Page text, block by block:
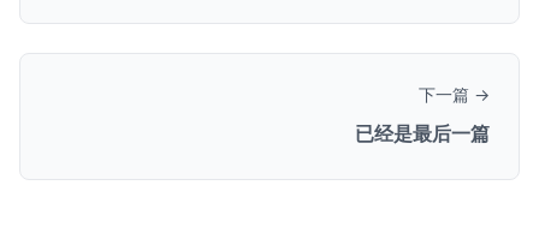
下一篇 →
已经是最后一篇